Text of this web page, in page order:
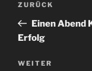
Vorheriger
Beitrag
ZURÜCK
Einen Abend
Erfolg
Nächster
WEITER